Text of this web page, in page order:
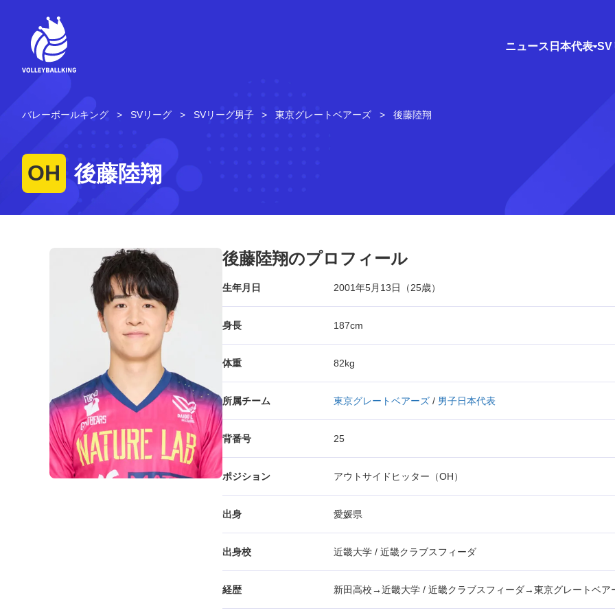
ニュース 日本代表 SV
バレーボールキング SVリーグ SVリーグ男子 東京グレートベアーズ 後藤陸翔
OH 後藤陸翔
後藤陸翔のプロフィール
生年月日 2001年5月13日（25歳）
身長 187cm
体重 82kg
所属チーム 東京グレートベアーズ / 男子日本代表
背番号 25
ポジション アウトサイドヒッター（OH）
出身 愛媛県
出身校 近畿大学 / 近畿クラブスフィーダ
経歴 新田高校→近畿大学 / 近畿クラブスフィーダ→東京グレートベア